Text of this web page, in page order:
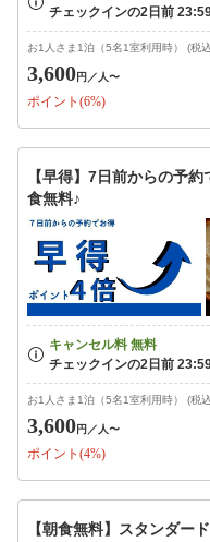
お1人さま1泊（5名1室利用時） (税
3,600円 ／人〜
ポイント(6%)
【早得】7日前からの予
食無料♪
お1人さま1泊（5名1室利用時） (税
3,600円 ／人〜
ポイント(4%)
【朝食無料】スタンダー